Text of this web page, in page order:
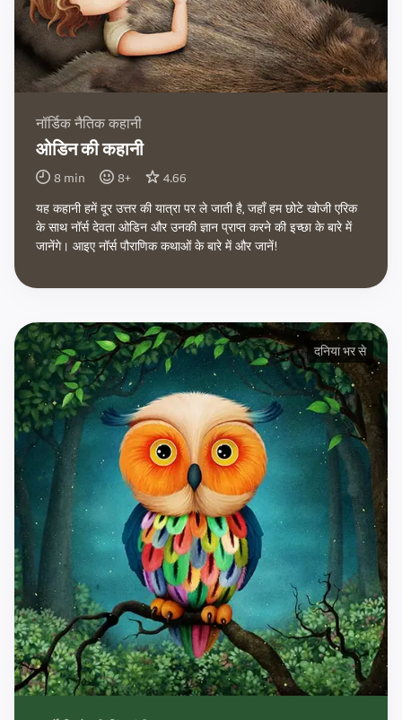
नॉर्डिक नैतिक कहानी
ओडिन की कहानी
8 min 8+ 4.66
यह कहानी हमें दूर उत्तर की यात्रा पर ले जाती है, जहाँ हम छोटे खोजी एरिक
के साथ नॉर्स देवता ओडिन और उनकी ज्ञान प्राप्त करने की इच्छा के बारे में
जानेंगे। आइए नॉर्स पौराणिक कथाओं के बारे में और जानें!
दनिया भर से